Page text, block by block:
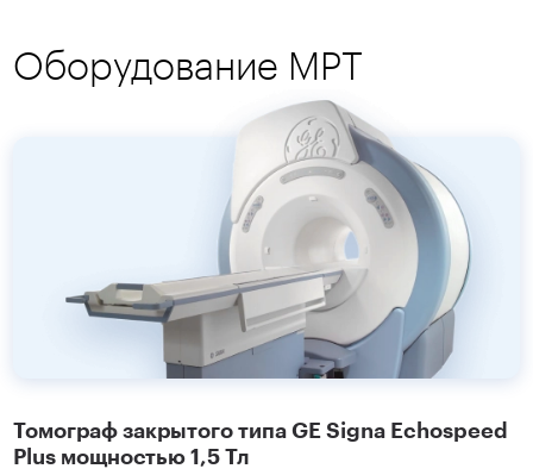
Оборудование МРТ
Томограф закрытого типа GE Signa Echospeed
Plus мощностью 1,5 Тл